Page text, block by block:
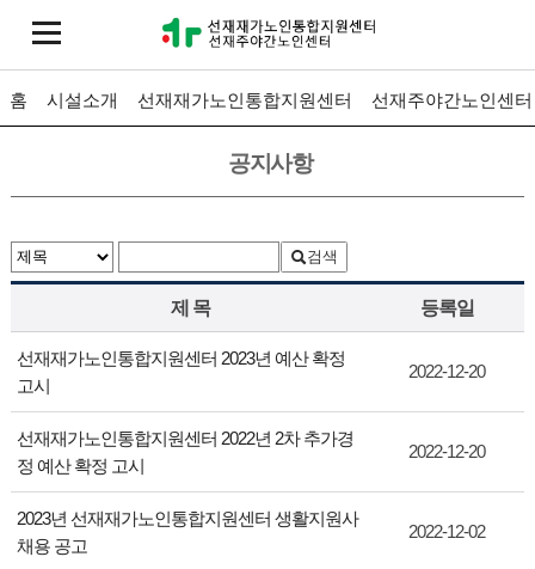
홈 시설소개 선재재가노인통합지원센터 선재주야간노인센터
공지사항
검색
제 목 등록일
선재재가노인통합지원센터 2023년 예산 확정
고시
2022-12-20
선재재가노인통합지원센터 2022년 2차 추가경
정 예산 확정 고시
2022-12-20
2023년 선재재가노인통합지원센터 생활지원사
채용 공고
2022-12-02